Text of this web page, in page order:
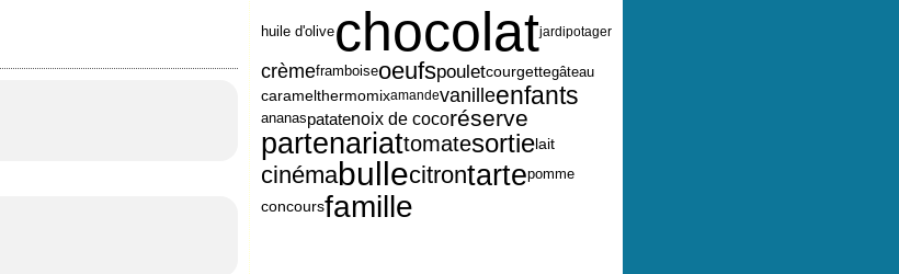
huile d'olivechocolatjardipotager
crèmeframboiseoeufspouletcourgettegâteau
caramelthermomixamandevanilleenfants
ananaspatatenoix de cocoréserve
partenariattomatesortielait
cinémabullecitrontartepomme
concoursfamille